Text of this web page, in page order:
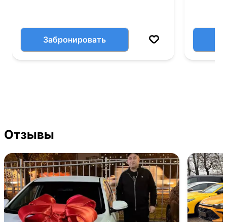
Забронировать
Отзывы